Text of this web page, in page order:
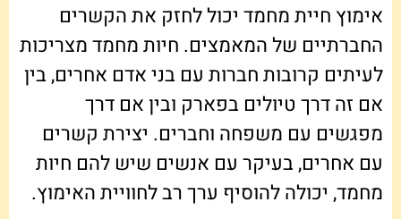
אימוץ חיית מחמד יכול לחזק את הקשרים
החברתיים של המאמצים. חיות מחמד מצריכות
לעיתים קרובות חברות עם בני אדם אחרים, בין
אם זה דרך טיולים בפארק ובין אם דרך
מפגשים עם משפחה וחברים. יצירת קשרים
עם אחרים, בעיקר עם אנשים שיש להם חיות
מחמד, יכולה להוסיף ערך רב לחוויית האימוץ.